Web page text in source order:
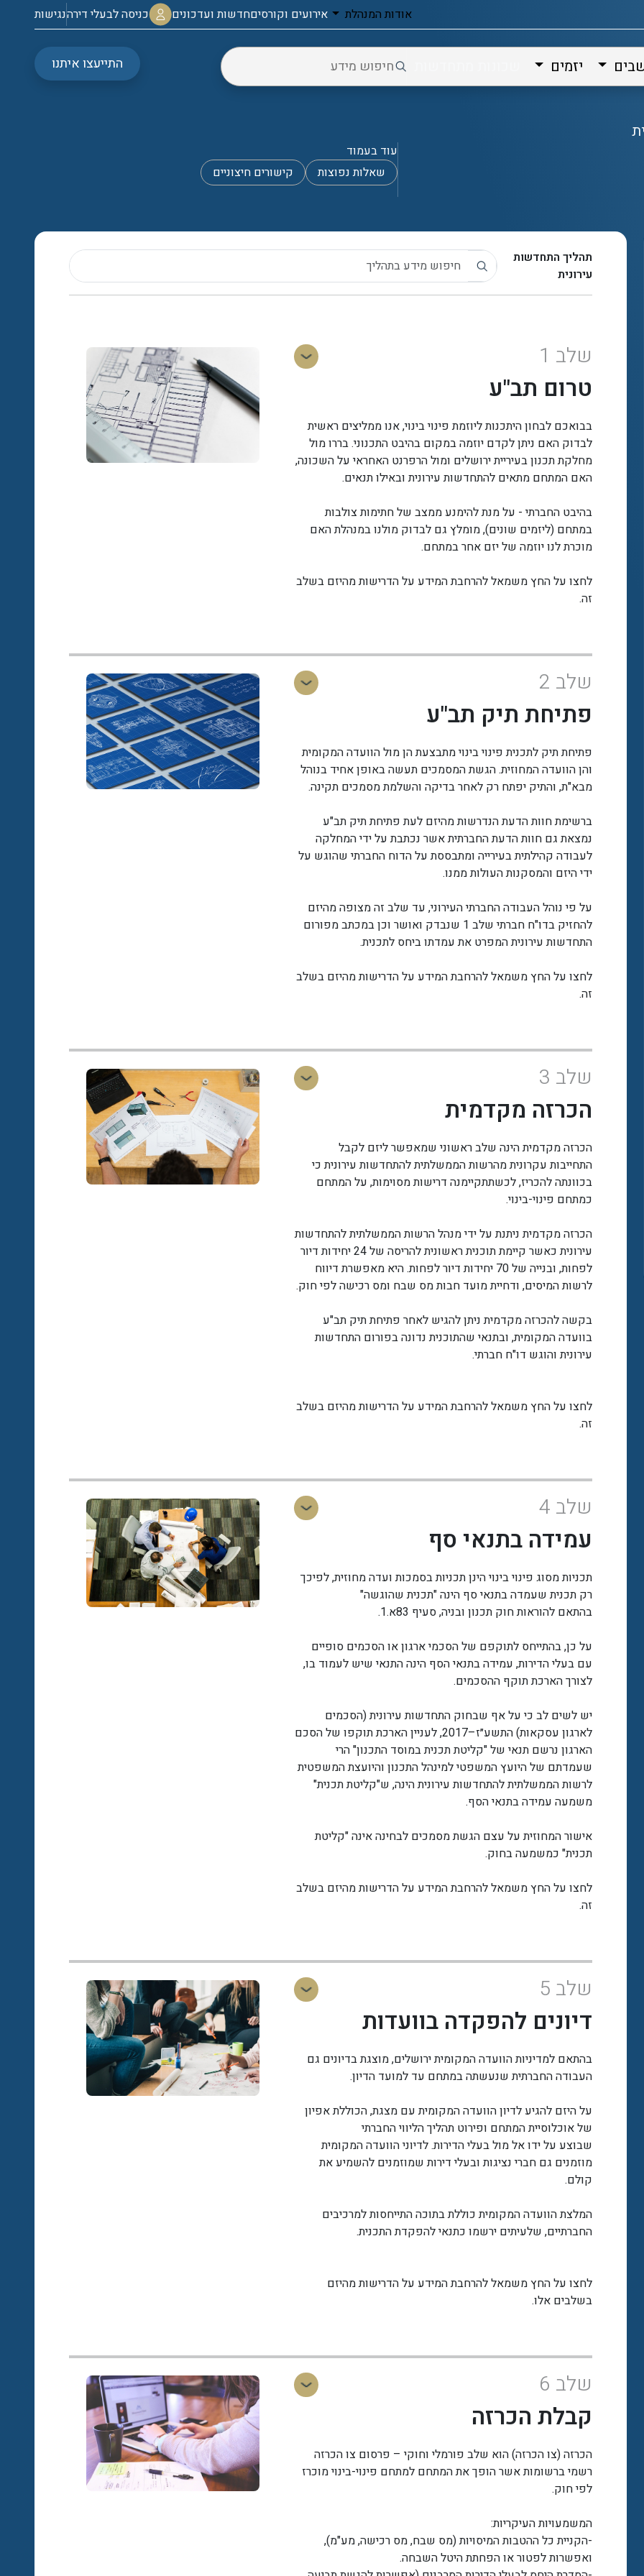
אודות המנהלת אירועים וקורסיםחדשות ועדכונים כניסה לבעלי דירהנגישות
יזמים התייעצו איתנו
עוד בעמוד
שאלות נפוצות
קישורים חיצוניים
תהליך התחדשות
עירונית
שלב 1
טרום תב"ע
בבואכם לבחון היתכנות ליוזמת פינוי בינוי, אנו ממליצים ראשית
לבדוק האם ניתן לקדם יוזמה במקום בהיבט התכנוני. בררו מול
מחלקת תכנון בעיריית ירושלים ומול הרפרנט האחראי על השכונה,
האם המתחם מתאים להתחדשות עירונית ובאילו תנאים.
בהיבט החברתי - על מנת להימנע ממצב של חתימות צולבות
במתחם (ליזמים שונים), מומלץ גם לבדוק מולנו במנהלת האם
מוכרת לנו יוזמה של יזם אחר במתחם.
לחצו על החץ משמאל להרחבת המידע על הדרישות מהיזם בשלב
זה.
שלב 2
פתיחת תיק תב"ע
פתיחת תיק לתכנית פינוי בינוי מתבצעת הן מול הוועדה המקומית
והן הוועדה המחוזית. הגשת המסמכים תעשה באופן אחיד בנוהל
מבא"ת, והתיק יפתח רק לאחר בדיקה והשלמת מסמכים תקינה.
ברשימת חוות הדעת הנדרשות מהיזם לעת פתיחת תיק תב"ע
נמצאת גם חוות הדעת החברתית אשר נכתבת על ידי המחלקה
לעבודה קהילתית בעירייה ומתבססת על הדוח החברתי שהוגש על
ידי היזם והמסקנות העולות ממנו.
על פי נוהל העבודה החברתי העירוני, עד שלב זה מצופה מהיזם
להחזיק בדו"ח חברתי שלב 1 שנבדק ואושר וכן במכתב מפורום
התחדשות עירונית המפרט את עמדתו ביחס לתכנית.
לחצו על החץ משמאל להרחבת המידע על הדרישות מהיזם בשלב
זה.
שלב 3
הכרזה מקדמית
הכרזה מקדמית הינה שלב ראשוני שמאפשר ליזם לקבל
התחייבות עקרונית מהרשות הממשלתית להתחדשות עירונית כי
בכוונתה להכריז, לכשתתקיימנה דרישות מסוימות, על המתחם
כמתחם פינוי-בינוי.
הכרזה מקדמית ניתנת על ידי מנהל הרשות הממשלתית להתחדשות
עירונית כאשר קיימת תוכנית ראשונית להריסה של 24 יחידות דיור
לפחות, ובנייה של 70 יחידות דיור לפחות. היא מאפשרת דיווח
לרשות המיסים, ודחיית מועד חבות מס שבח ומס רכישה לפי חוק.
בקשה להכרזה מקדמית ניתן להגיש לאחר פתיחת תיק תב"ע
בוועדה המקומית, ובתנאי שהתוכנית נדונה בפורום התחדשות
עירונית והוגש דו"ח חברתי.
לחצו על החץ משמאל להרחבת המידע על הדרישות מהיזם בשלב
זה.
שלב 4
עמידה בתנאי סף
תכניות מסוג פינוי בינוי הינן תכניות בסמכות ועדה מחוזית, לפיכך
רק תכנית שעמדה בתנאי סף הינה "תכנית שהוגשה"
בהתאם להוראות חוק תכנון ובניה, סעיף 83א.1.
על כן, בהתייחס לתוקפם של הסכמי ארגון או הסכמים סופיים
עם בעלי הדירות, עמידה בתנאי הסף הינה התנאי שיש לעמוד בו,
לצורך הארכת תוקף ההסכמים.
יש לשים לב כי על אף שבחוק התחדשות עירונית (הסכמים
לארגון עסקאות) התשע״ז–2017, לעניין הארכת תוקפו של הסכם
הארגון נרשם תנאי של "קליטת תכנית במוסד התכנון" הרי
שעמדתם של היועץ המשפטי למינהל התכנון והיועצת המשפטית
לרשות הממשלתית להתחדשות עירונית הינה, ש"קליטת תכנית"
משמעה עמידה בתנאי הסף.
אישור המחוזית על עצם הגשת מסמכים לבחינה אינה "קליטת
תכנית" כמשמעה בחוק.
לחצו על החץ משמאל להרחבת המידע על הדרישות מהיזם בשלב
זה.
שלב 5
דיונים להפקדה בוועדות
בהתאם למדיניות הוועדה המקומית ירושלים, מוצגת בדיונים גם
העבודה החברתית שנעשתה במתחם עד למועד הדיון.
על היזם להגיע לדיון הוועדה המקומית עם מצגת, הכוללת אפיון
של אוכלוסיית המתחם ופירוט תהליך הליווי החברתי
שבוצע על ידו אל מול בעלי הדירות. לדיוני הוועדה המקומית
מוזמנים גם חברי נציגות ובעלי דירות שמוזמנים להשמיע את
קולם.
המלצת הוועדה המקומית כוללת בתוכה התייחסות למרכיבים
החברתיים, שלעיתים ירשמו כתנאי להפקדת התכנית.
לחצו על החץ משמאל להרחבת המידע על הדרישות מהיזם
בשלבים אלו.
שלב 6
קבלת הכרזה
הכרזה (צו הכרזה) הוא שלב פורמלי וחוקי – פרסום צו הכרזה
רשמי ברשומות אשר הופך את המתחם למתחם פינוי-בינוי מוכרז
לפי חוק.
המשמעויות העיקריות:
-הקניית כל ההטבות המיסויות (מס שבח, מס רכישה, מע"מ),
ואפשרות לפטור או הפחתת היטל השבחה.